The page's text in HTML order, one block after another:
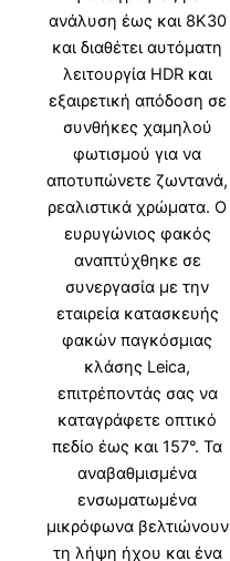
ανάλυση έως και 8K30
και διαθέτει αυτόματη
λειτουργία HDR και
εξαιρετική απόδοση σε
συνθήκες χαμηλού
φωτισμού για να
αποτυπώνετε ζωντανά,
ρεαλιστικά χρώματα. Ο
ευρυγώνιος φακός
αναπτύχθηκε σε
συνεργασία με την
εταιρεία κατασκευής
φακών παγκόσμιας
κλάσης Leica,
επιτρέποντάς σας να
καταγράφετε οπτικό
πεδίο έως και 157°. Τα
αναβαθμισμένα
ενσωματωμένα
μικρόφωνα βελτιώνουν
τη λήψη ήχου και ένα